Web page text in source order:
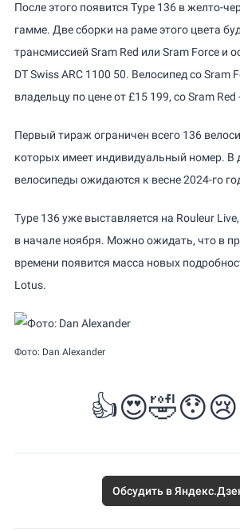
После этого появится Type 136 в желто-
гамме. Две сборки на раме этого цвета
трансмиссией Sram Red или Sram Force и
DT Swiss ARC 1100 50. Велосипед со Sram
владельцу по цене от £15 199, со Sram Red
Первый тираж ограничен всего 136
которых имеет индивидуальный номер. В
велосипеды ожидаются к весне 2024-го
Type 136 уже выставляется на Rouleur
в начале ноября. Можно ожидать, что в
времени появится масса новых
Lotus.
Фото: Dan Alexander
👍😍🤣😯😢
Обсудить в